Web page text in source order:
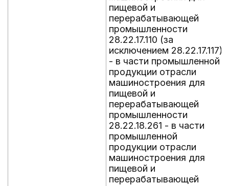
пищевой и
перерабатывающей
промышленности
28.22.17.110 (за
исключением 28.22.17.117)
- в части промышленной
продукции отрасли
машиностроения для
пищевой и
перерабатывающей
промышленности
28.22.18.261 - в части
промышленной
продукции отрасли
машиностроения для
пищевой и
перерабатывающей